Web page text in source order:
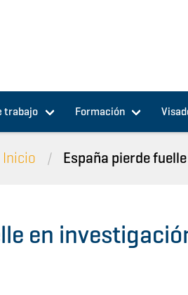
trabajo Formación
Inicio España pierde
en